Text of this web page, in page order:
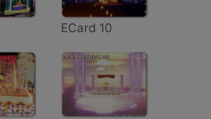
ECard 10